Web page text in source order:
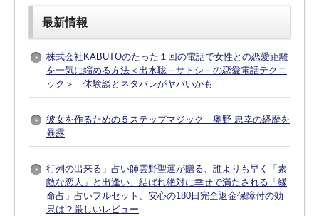
最新情報
株式会社KABUTOのたった１回の電話で女性との恋愛距離
を一気に縮める方法＜出水聡－サトシ－の恋愛電話テクニ
ック＞ 体験談とネタバレがヤバいかも
彼女を作るための５ステップマジック 奥野 忠幸の経歴を
暴露
行列の出来る」占い師雲野聖運が贈る、誰よりも早く「素
敵な恋人」と出逢い、結ばれ絶対に幸せで満たされる「縁
命占」占いフルセット、安心の180日完全返金保障付の効
果は？厳しいレビュー